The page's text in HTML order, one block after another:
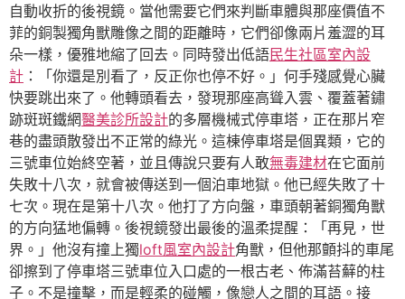
自動收折的後視鏡。當他需要它們來判斷車體與那座價值不
菲的銅製獨角獸雕像之間的距離時，它們卻像兩片羞澀的耳
朵一樣，優雅地縮了回去。同時發出低語民生社區室內設
計 ：「你還是別看了，反正你也停不好。」何手殘感覺心臟
快要跳出來了。他轉頭看去，發現那座高聳入雲、覆蓋著鏽
跡斑斑鐵網醫美診所設計的多層機械式停車塔，正在那片窄
巷的盡頭散發出不正常的綠光。這棟停車塔是個異類，它的
三號車位始終空著，並且傳說只要有人敢無毒建材在它面前
失敗十八次，就會被傳送到一個泊車地獄。他已經失敗了十
七次。現在是第十八次。他打了方向盤，車頭朝著銅獨角獸
的方向猛地偏轉。後視鏡發出最後的溫柔提醒：「再見，世
界。」他沒有撞上獨loft風室內設計角獸，但他那顫抖的車尾
卻擦到了停車塔三號車位入口處的一根古老、佈滿苔蘚的柱
子。不是撞擊，而是輕柔的碰觸，像戀人之間的耳語。接